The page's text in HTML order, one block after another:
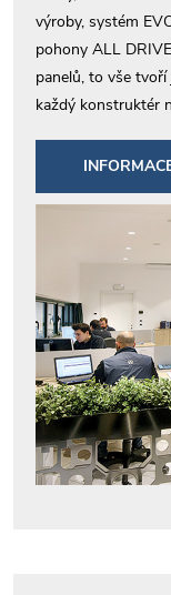
výroby, systém
pohony ALL
panelů, to vše
každý konstruktér